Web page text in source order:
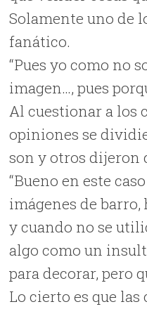
Solamente uno de
fanático.
“Pues yo como no
imagen…, pues
Al cuestionar a los
opiniones se
son y otros dijeron
“Bueno en este
imágenes de
y cuando no se
algo como un
para decorar, pero
Lo cierto es que